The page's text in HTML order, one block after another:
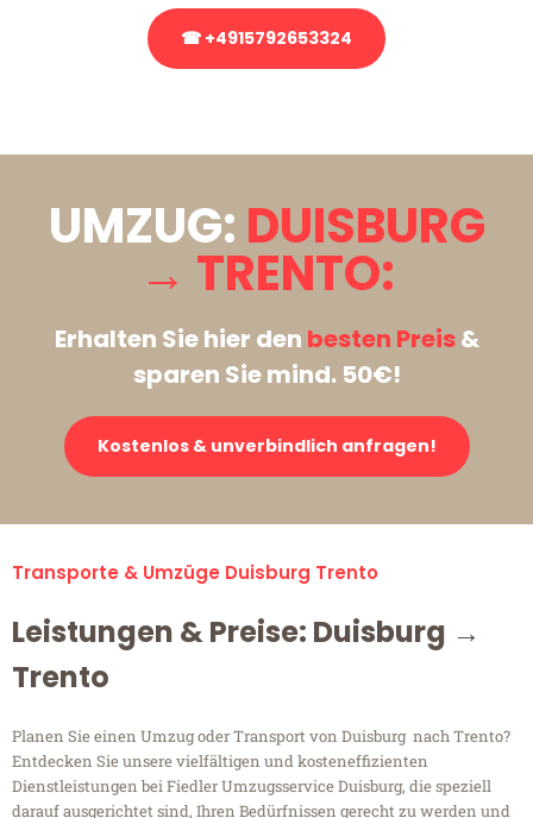
☎ +4915792653324
UMZUG: DUISBURG
→ TRENTO:
Erhalten Sie hier den besten Preis&
sparen Sie mind. 50€!
Kostenlos & unverbindlich anfragen!
Transporte & Umzüge Duisburg Trento
Leistungen & Preise: Duisburg →
Trento
Planen Sie einen Umzug oder Transport von Duisburg nach Trento?
Entdecken Sie unsere vielfältigen und kosteneffizienten
Dienstleistungen bei Fiedler Umzugsservice Duisburg, die speziell
darauf ausgerichtet sind, Ihren Bedürfnissen gerecht zu werden und